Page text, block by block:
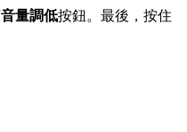
音量調低按鈕。最後，按住